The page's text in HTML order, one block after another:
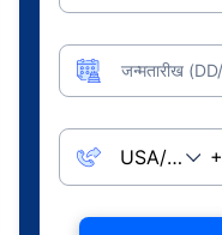
जन्मतारीख